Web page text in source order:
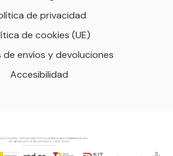
de privacidad
de cookies (UE)
de envíos y devoluciones
Accesibilidad